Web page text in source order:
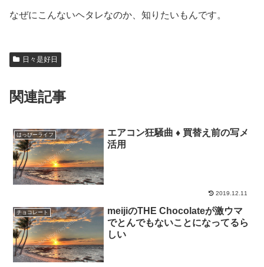
なぜにこんないヘタレなのか、知りたいもんです。
日々是好日
関連記事
はっぴーライフ
エアコン狂騒曲 ♦ 買替え前の写メ
活用
2019.12.11
チョコレート
meijiのTHE Chocolateが激ウマ
でとんでもないことになってるら
しい